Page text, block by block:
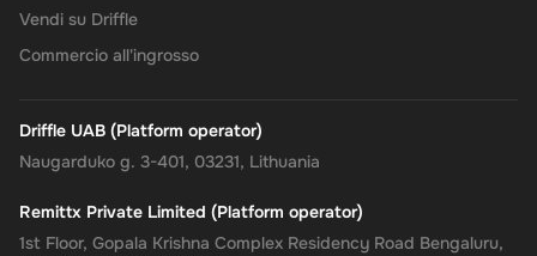
Vendi su Driffle
Commercio all'ingrosso
Driffle UAB (Platform operator)
Naugarduko g. 3-401, 03231, Lithuania
Remittx Private Limited (Platform operator)
1st Floor, Gopala Krishna Complex Residency Road Bengaluru,